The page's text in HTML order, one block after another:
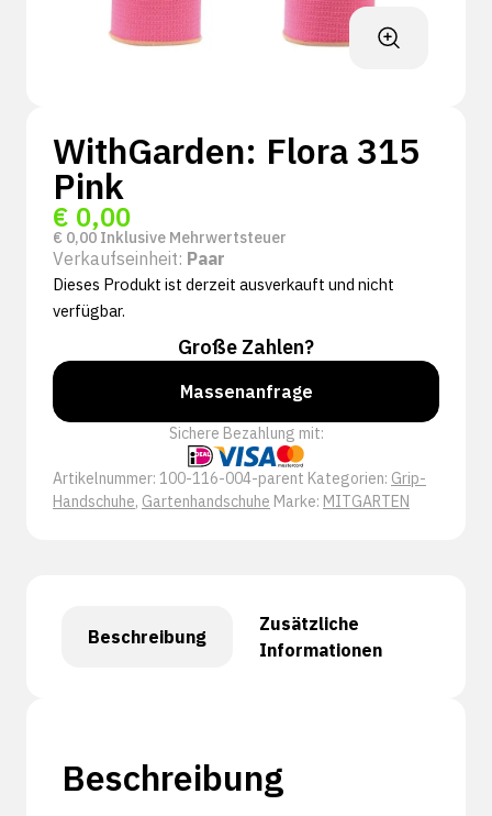
WithGarden: Flora 315
Pink
€ 0,00
€ 0,00 Inklusive Mehrwertsteuer
Verkaufseinheit: Paar
Dieses Produkt ist derzeit ausverkauft und nicht
verfügbar.
Große Zahlen?
Massenanfrage
Sichere Bezahlung mit:
Artikelnummer: 100-116-004-parent Kategorien: Grip-
Handschuhe, Gartenhandschuhe Marke: MITGARTEN
Beschreibung
Zusätzliche
Informationen
Beschreibung